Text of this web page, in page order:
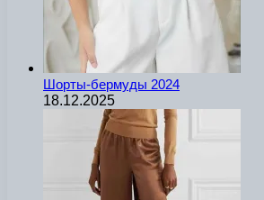
Шорты-бермуды 2024
18.12.2025